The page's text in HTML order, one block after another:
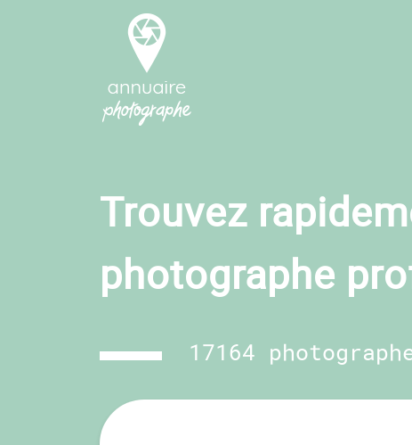
Trouvez
photographe
17164